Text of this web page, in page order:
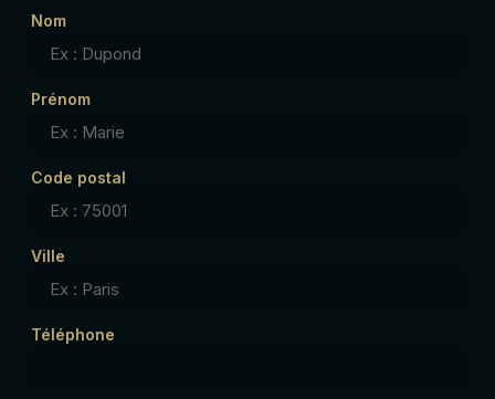
Nom
Prénom
Code postal
Ville
Téléphone